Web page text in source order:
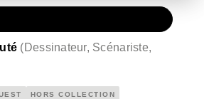
(Dessinateur, Scénariste,
HORS COLLECTION